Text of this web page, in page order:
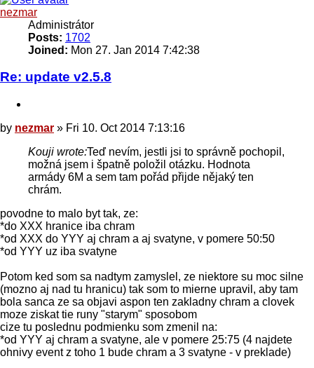
nezmar
Administrátor
Posts: 1702
Joined: Mon 27. Jan 2014 7:42:38
Re: update v2.5.8
Post
by nezmar » Fri 10. Oct 2014 7:13:16
Kouji wrote:Teď nevím, jestli jsi to správně pochopil,
možná jsem i špatně položil otázku. Hodnota
armády 6M a sem tam pořád přijde nějaký ten
chrám.
povodne to malo byt tak, ze:
*do XXX hranice iba chram
*od XXX do YYY aj chram a aj svatyne, v pomere 50:50
*od YYY uz iba svatyne
Potom ked som sa nadtym zamyslel, ze niektore su moc silne
(mozno aj nad tu hranicu) tak som to mierne upravil, aby tam
bola sanca ze sa objavi aspon ten zakladny chram a clovek
moze ziskat tie runy "starym" sposobom
cize tu poslednu podmienku som zmenil na:
*od YYY aj chram a svatyne, ale v pomere 25:75 (4 najdete
ohnivy event z toho 1 bude chram a 3 svatyne - v preklade)